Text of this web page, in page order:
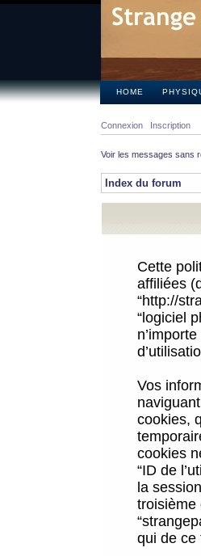
HOME
Connexion Inscription
Voir les messages sans
Index du forum
Cette
affiliées
“http://
“logiciel
Vos
cookies,
cookies
“ID de
la
troisième
qui de ce